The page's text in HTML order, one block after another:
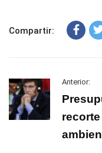
Compartir:
Anterior: